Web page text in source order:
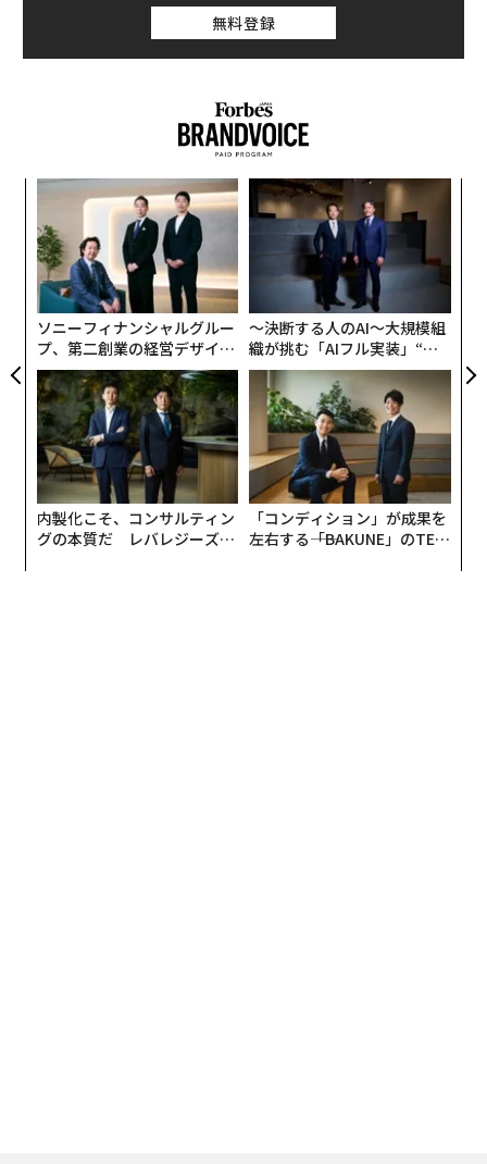
無料登録
ソニーフィナンシャルグルー
プ、第二創業の経営デザイン
──カギは意志を引き出し、
束ね、共創すること
〜決断する人のAI〜大規模組
織が挑む「AIフル実装」“使
う”企業から“動く”企業へ【N
TTドコモビジネス×PwC】
内製化こそ、コンサルティン
グの本質だ レバレジーズが
「コンディション」が成果を
左右する――「BAKUNE」のTEN